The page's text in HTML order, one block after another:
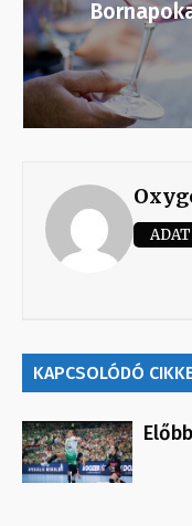
KAPCSOLÓDÓ